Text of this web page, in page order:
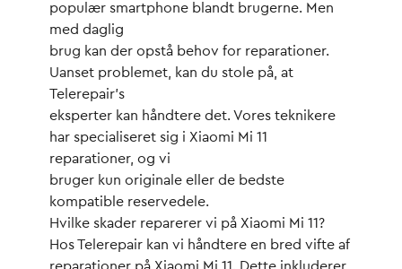
populær smartphone blandt brugerne. Men
med daglig
brug kan der opstå behov for reparationer.
Uanset problemet, kan du stole på, at
Telerepair’s
eksperter kan håndtere det. Vores teknikere
har specialiseret sig i Xiaomi Mi 11
reparationer, og vi
bruger kun originale eller de bedste
kompatible reservedele.
Hvilke skader reparerer vi på Xiaomi Mi 11?
Hos Telerepair kan vi håndtere en bred vifte af